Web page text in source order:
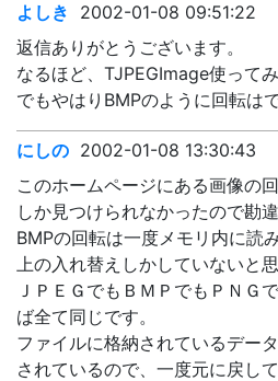
よしき
2002-01-08 09:51:22
返信ありがとうございます。
なるほど、TJPEGImage使ってみ
でもやはりBMPのように回転は
にしの 2002-01-08 13:30:43
このホームページにある画像の
しか見つけられなかったので勘
BMPの回転は一度メモリ内に読
上の入れ替えしかしていないと思
ＪＰＥＧでもＢＭＰでもＰＮＧ
ば全て同じです。
ファイルに格納されているデー
されているので、一度元に戻し